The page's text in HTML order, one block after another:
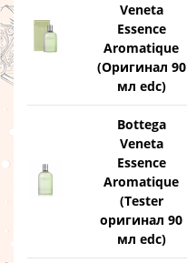
Veneta
Essence
Aromatique
(Оригинал 90
мл edc)
Bottega
Veneta
Essence
Aromatique
(Tester
оригинал 90
мл edc)